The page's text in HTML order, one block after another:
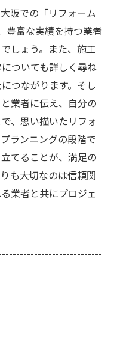
阪での「リフォーム
豊富な実績を持つ業者
しょう。また、施工
ついても詳しく尋ね
つながります。そし
業者に伝え、自分の
、思い描いたリフォ
ランニングの段階で
てることが、満足の
も大切なのは信頼関
業者と共にプロジェ